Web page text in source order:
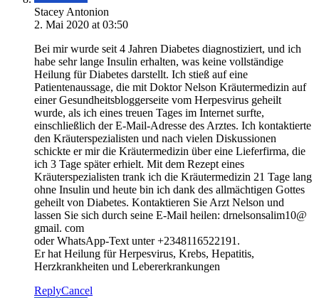
Stacey Antonion
2. Mai 2020 at 03:50
Bei mir wurde seit 4 Jahren Diabetes diagnostiziert, und ich
habe sehr lange Insulin erhalten, was keine vollständige
Heilung für Diabetes darstellt. Ich stieß auf eine
Patientenaussage, die mit Doktor Nelson Kräutermedizin auf
einer Gesundheitsbloggerseite vom Herpesvirus geheilt
wurde, als ich eines treuen Tages im Internet surfte,
einschließlich der E-Mail-Adresse des Arztes. Ich kontaktierte
den Kräuterspezialisten und nach vielen Diskussionen
schickte er mir die Kräutermedizin über eine Lieferfirma, die
ich 3 Tage später erhielt. Mit dem Rezept eines
Kräuterspezialisten trank ich die Kräutermedizin 21 Tage lang
ohne Insulin und heute bin ich dank des allmächtigen Gottes
geheilt von Diabetes. Kontaktieren Sie Arzt Nelson und
lassen Sie sich durch seine E-Mail heilen: drnelsonsalim10@
gmail. com
oder WhatsApp-Text unter +2348116522191.
Er hat Heilung für Herpesvirus, Krebs, Hepatitis,
Herzkrankheiten und Lebererkrankungen
ReplyCancel